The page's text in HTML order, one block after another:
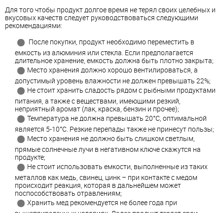
Для того чтобы продукт долгое время не терял своих целебных и
вкусовых качеств следует руководствоваться следующими
рекомендациями:
После покупки, продукт необходимо переместить в
емкость из алюминия или стекла. Если предполагается
длительное хранение, емкость должна быть плотно закрыта;
Место хранения должно хорошо вентилироваться, а
допустимый уровень влажности не должен превышать 22%;
Не стоит хранить сладость рядом с рыбными продуктами
питания, а также с веществами, имеющими резкий,
неприятный аромат (лак, краска, бензин и прочее);
Температура не должна превышать 20°C, оптимальной
является 5-10°C. Резкие перепады также не принесут пользы;
Место хранения не должно быть слишком светлым,
прямые солнечные лучи в негативном ключе скажутся на
продукте;
Не стоит использовать емкости, выполненные из таких
металлов как медь, свинец, цинк – при контакте с медом
происходит реакция, которая в дальнейшем может
поспособствовать отравлениям;
Хранить мед рекомендуется не более года при